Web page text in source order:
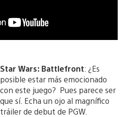
Star Wars: Battlefront: ¿Es
posible estar más emocionado
con este juego? Pues parece ser
que sí. Echa un ojo al magnífico
tráiler de debut de PGW.